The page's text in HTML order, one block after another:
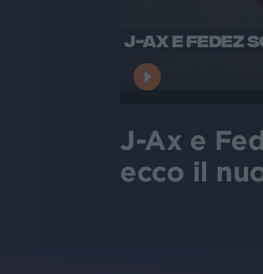
J-AX E FEDEZ
J-Ax e
ecco il